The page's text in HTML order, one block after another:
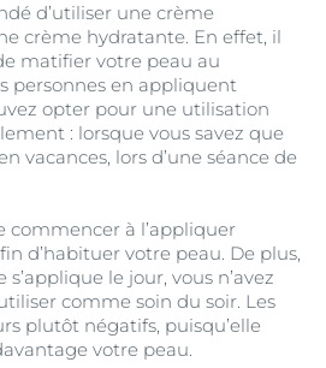
d’utiliser une crème
crème hydratante. En effet, il
matifier votre peau au
personnes en appliquent
opter pour une utilisation
: lorsque vous savez que
vacances, lors d’une séance de
commencer à l’appliquer
d’habituer votre peau. De plus,
le jour, vous n’avez
comme soin du soir. Les
plutôt négatifs, puisqu’elle
votre peau.